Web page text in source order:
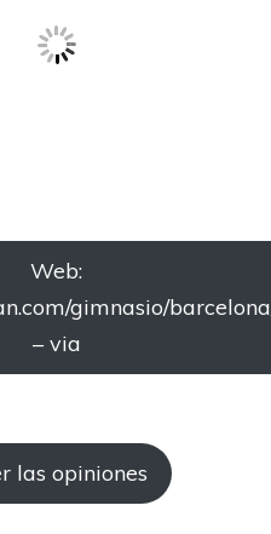
Web:
gimnasio/
– via
las opiniones